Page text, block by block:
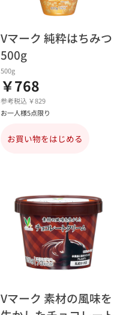
Vマーク 純粋はちみつ
500g
500g
￥768
参考税込 ￥829
お一人様5点限り
お買い物をはじめる
Vマーク 素材の風味を